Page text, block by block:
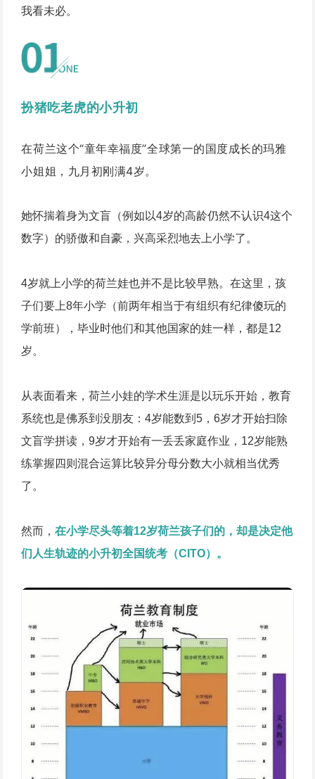
我看未必。
扮猪吃老虎的小升初
在荷兰这个“童年幸福度”全球第一的国度成长的玛雅
小姐姐，九月初刚满4岁。
她怀揣着身为文盲（例如以4岁的高龄仍然不认识4这个
数字）的骄傲和自豪，兴高采烈地去上小学了。
4岁就上小学的荷兰娃也并不是比较早熟。在这里，孩
子们要上8年小学（前两年相当于有组织有纪律傻玩的
学前班），毕业时他们和其他国家的娃一样，都是12
岁。
从表面看来，荷兰小娃的学术生涯是以玩乐开始，教育
系统也是佛系到没朋友：4岁能数到5，6岁才开始扫除
文盲学拼读，9岁才开始有一丢丢家庭作业，12岁能熟
练掌握四则混合运算比较异分母分数大小就相当优秀
了。
然而，在小学尽头等着12岁荷兰孩子们的，却是决定他
们人生轨迹的小升初全国统考（CITO）。